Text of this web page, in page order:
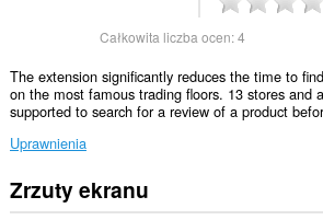
Całkowita liczba ocen:4
The extension significantly reduces the time to
on the most famous trading floors. 13 stores and
supported to search for a review of a product
Uprawnienia
To
rozszerzenie
Zrzuty ekranu